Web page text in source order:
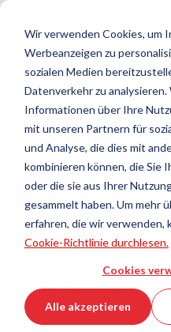
Wir verwenden Cookies, um
Werbeanzeigen zu
sozialen Medien
Datenverkehr zu analysieren.
Informationen über Ihre
mit unseren Partnern für
und Analyse, die dies mit
kombinieren können, die Sie
oder die sie aus Ihrer
gesammelt haben. Um mehr
erfahren, die wir verwenden,
Cookie-Richtlinie durchlesen.
Cookies
Alle akzeptieren
umschalten
Suche
Startseite Fluidtechnik
Schutzschläuche
Für verschiedenste
flüssigen oder gasförmigen
Filtern